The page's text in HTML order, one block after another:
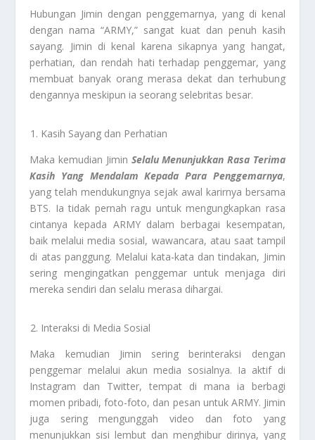
Hubungan Jimin dengan penggemarnya, yang di kenal
dengan nama “ARMY,” sangat kuat dan penuh kasih
sayang. Jimin di kenal karena sikapnya yang hangat,
perhatian, dan rendah hati terhadap penggemar, yang
membuat banyak orang merasa dekat dan terhubung
dengannya meskipun ia seorang selebritas besar.
Kasih Sayang dan Perhatian
Maka kemudian Jimin Selalu Menunjukkan Rasa Terima
Kasih Yang Mendalam Kepada Para Penggemarnya,
yang telah mendukungnya sejak awal karirnya bersama
BTS. Ia tidak pernah ragu untuk mengungkapkan rasa
cintanya kepada ARMY dalam berbagai kesempatan,
baik melalui media sosial, wawancara, atau saat tampil
di atas panggung. Melalui kata-kata dan tindakan, Jimin
sering mengingatkan penggemar untuk menjaga diri
mereka sendiri dan selalu merasa dihargai.
Interaksi di Media Sosial
Maka kemudian Jimin sering berinteraksi dengan
penggemar melalui akun media sosialnya. Ia aktif di
Instagram dan Twitter, tempat di mana ia berbagi
momen pribadi, foto-foto, dan pesan untuk ARMY. Jimin
juga sering mengunggah video dan foto yang
menunjukkan sisi lembut dan menghibur dirinya, yang